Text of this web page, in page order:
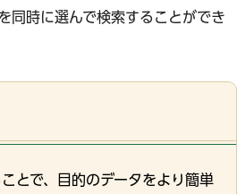
同時に選んで検索することができ
とで、目的のデータをより簡単